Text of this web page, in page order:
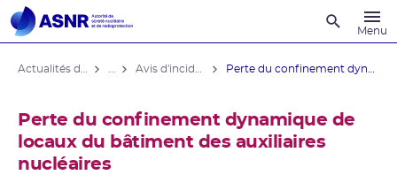
Menu
Perte du confinement dynamique de
locaux du bâtiment des auxiliaires
nucléaires